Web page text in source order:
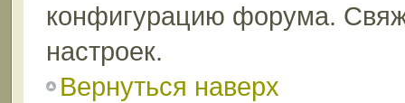
конфигурацию форума.
настроек.
Вернуться наверх